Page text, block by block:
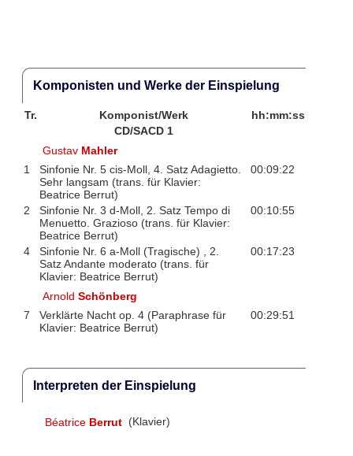
Komponisten und Werke der Einspielung
Tr. Komponist/Werk
hh:mm:ss
CD/SACD 1
Gustav Mahler
1
Sinfonie Nr. 5 cis-Moll, 4. Satz Adagietto.
Sehr langsam (trans. für Klavier:
Beatrice Berrut)
00:09:22
2
Sinfonie Nr. 3 d-Moll, 2. Satz Tempo di
Menuetto. Grazioso (trans. für Klavier:
Beatrice Berrut)
00:10:55
4
Sinfonie Nr. 6 a-Moll (Tragische) , 2.
Satz Andante moderato (trans. für
Klavier: Beatrice Berrut)
00:17:23
ArnoldSchönberg
7
Verklärte Nacht op. 4 (Paraphrase für
Klavier: Beatrice Berrut)
00:29:51
Interpreten der Einspielung
Béatrice Berrut (Klavier)